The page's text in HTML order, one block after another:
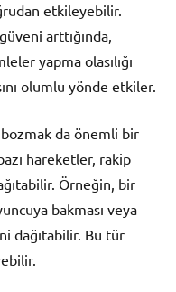
etkileyebilir.
arttığında,
yapma olasılığı
olumlu yönde etkiler.
bozmak da önemli bir
hareketler, rakip
Örneğin, bir
bakması veya
dağıtabilir. Bu tür